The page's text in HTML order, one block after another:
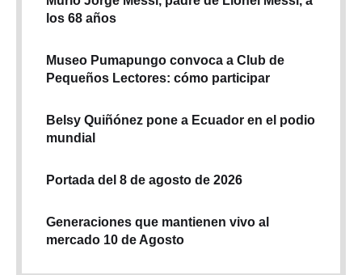
los 68 años
Museo Pumapungo convoca a Club de
Pequeños Lectores: cómo participar
Belsy Quiñónez pone a Ecuador en el podio
mundial
Portada del 8 de agosto de 2026
Generaciones que mantienen vivo al
mercado 10 de Agosto